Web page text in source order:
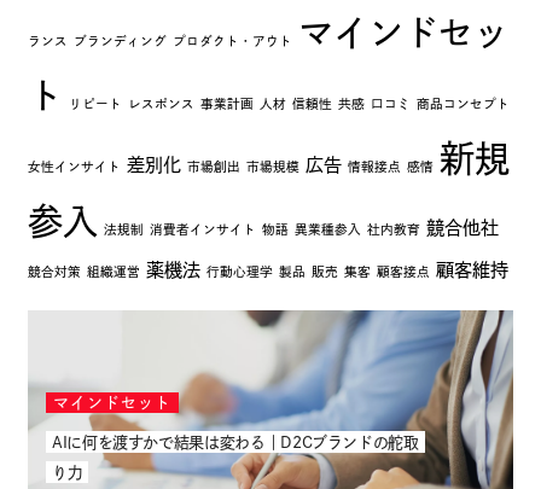
ランス ブランディング プロダクト・アウト
マインドセッ
ト
リピート レスポンス 事業計画 人材 信頼性 共感 口コミ 商品コンセプト
女性インサイト 差別化 市場創出 市場規模 広告 情報接点 感情 新規
参入 法規制 消費者インサイト 物語 異業種参入 社内教育 競合他社
競合対策 組織運営 薬機法 行動心理学 製品 販売 集客 顧客接点 顧客維持
マインドセット
AIに何を渡すかで結果は変わる｜D2Cブランドの舵取
り力